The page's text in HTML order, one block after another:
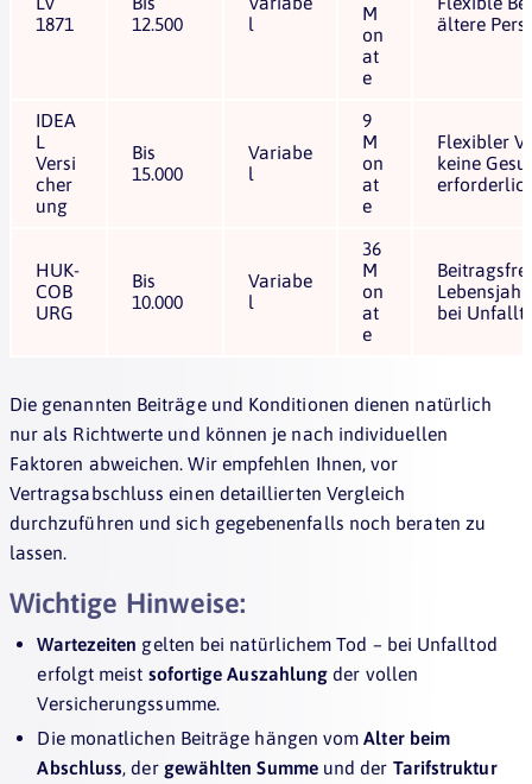
1871
12.500
l
M
on
at
e
ältere
IDEA
L
Versi
cher
ung
Bis
15.000
Variabe
l
9
M
on
at
e
Flexibler
keine
HUK-
COB
URG
Bis
10.000
Variabe
l
36
M
on
at
e
bei
Die genannten Beiträge und Konditionen dienen natürlich
nur als Richtwerte und können je nach individuellen
Faktoren abweichen. Wir empfehlen Ihnen, vor
Vertragsabschluss einen detaillierten Vergleich
durchzuführen und sich gegebenenfalls noch beraten zu
lassen.
Wichtige Hinweise:
Wartezeiten gelten bei natürlichem Tod – bei Unfalltod
erfolgt meist sofortige Auszahlung der vollen
Versicherungssumme.
Die monatlichen Beiträge hängen vomAlter beim
Abschluss, der gewählten Summeund der Tarifstruktur